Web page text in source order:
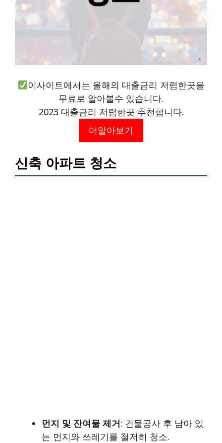
이사이트에서는 올해의 대출금리 저렴한곳을
무료로 알아볼수 있습니다.
2023 대출금리 저렴한곳 추천합니다.
더알아보기
신축 아파트 청소
먼지 및 잔여물 제거: 건물공사 후 남아 있
는 먼지와 쓰레기를 철저히 청소.